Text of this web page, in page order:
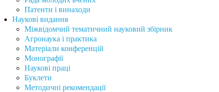
затвердження Порядку організації
інклюзивного навчання у закладах вищої
освіти"
Патенти і винаходи
Наукові видання
Міжвідомчий тематичний науковий збірник
Агронаука і практика
Матеріали конференцій
Монографії
Наукові праці
Буклети
Методичні рекомендації